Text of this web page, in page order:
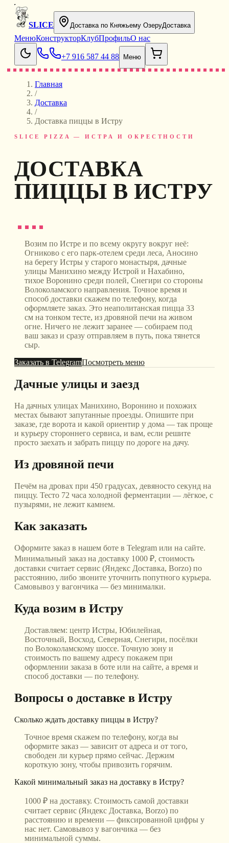
SLICE Доставка по Княжьему ОзеруДоставка
МенюКонструкторКлубПрофильО нас
+7 916 587 44 88 Меню
Главная
/
Доставка
/
Доставка пиццы в Истру
SLICE PIZZA — ИСТРА И ОКРЕСТНОСТИ
ДОСТАВКА
ПИЦЦЫ В ИСТРУ
Возим по Истре и по всему округу вокруг неё:
Огниково с его парк-отелем среди леса, Аносино
на берегу Истры у старого монастыря, дачные
улицы Манихино между Истрой и Нахабино,
тихое Воронино среди полей, Снегири со стороны
Волоколамского направления. Точное время и
способ доставки скажем по телефону, когда
оформляете заказ. Это неаполитанская пицца 33
см на тонком тесте, из дровяной печи на живом
огне. Ничего не лежит заранее — собираем под
ваш заказ и сразу отправляем в путь, пока тянется
сыр.
Заказать в TelegramПосмотреть меню
Дачные улицы и заезд
На дачных улицах Манихино, Воронино и похожих
местах бывают запутанные проезды. Опишите при
заказе, где ворота и какой ориентир у дома — так проще
и курьеру стороннего сервиса, и вам, если решите
просто заехать и забрать пиццу по дороге на дачу.
Из дровяной печи
Печём на дровах при 450 градусах, девяносто секунд на
пиццу. Тесто 72 часа холодной ферментации — лёгкое, с
пузырями, не лежит камнем.
Как заказать
Оформите заказ в нашем боте в Telegram или на сайте.
Минимальный заказ на доставку 1000 ₽, стоимость
доставки считает сервис (Яндекс Доставка, Borzo) по
расстоянию, либо звоните уточнить попутного курьера.
Самовывоз у вагончика — без минималки.
Куда возим в Истру
Доставляем: центр Истры, Юбилейная,
Восточный, Восход, Северная, Снегири, посёлки
по Волоколамскому шоссе. Точную зону и
стоимость по вашему адресу покажем при
оформлении заказа в боте или на сайте, а время и
способ доставки — по телефону.
Вопросы о доставке в Истру
Сколько ждать доставку пиццы в Истру?
Точное время скажем по телефону, когда вы
оформите заказ — зависит от адреса и от того,
свободен ли курьер прямо сейчас. Держим
короткую зону, чтобы привозить горячим.
Какой минимальный заказ на доставку в Истру?
1000 ₽ на доставку. Стоимость самой доставки
считает сервис (Яндекс Доставка, Borzo) по
расстоянию и времени — фиксированной цифры у
нас нет. Самовывоз у вагончика — без
минимальной суммы.